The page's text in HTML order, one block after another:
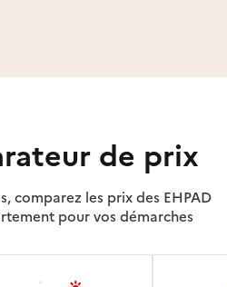
de prix
comparez les prix des EHPAD
pour vos démarches